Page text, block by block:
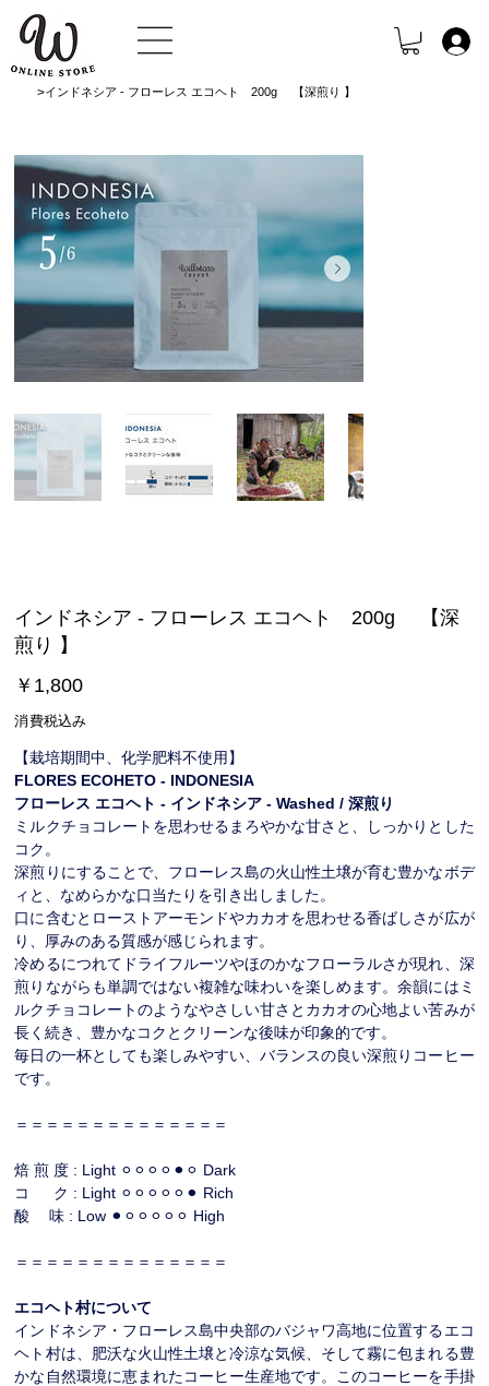
>インドネシア - フローレス エコヘト 200g 【深煎り 】
インドネシア - フローレス エコヘト 200g 【深
煎り 】
価
格
￥1,800
消費税込み
【栽培期間中、化学肥料不使用】
FLORES ECOHETO - INDONESIA
フローレス エコヘト - インドネシア - Washed / 深煎り
ミルクチョコレートを思わせるまろやかな甘さと、しっかりとした
コク。
深煎りにすることで、フローレス島の火山性土壌が育む豊かなボデ
ィと、なめらかな口当たりを引き出しました。
口に含むとローストアーモンドやカカオを思わせる香ばしさが広が
り、厚みのある質感が感じられます。
冷めるにつれてドライフルーツやほのかなフローラルさが現れ、深
煎りながらも単調ではない複雑な味わいを楽しめます。余韻にはミ
ルクチョコレートのようなやさしい甘さとカカオの心地よい苦みが
長く続き、豊かなコクとクリーンな後味が印象的です。
毎日の一杯としても楽しみやすい、バランスの良い深煎りコーヒー
です。
＝＝＝＝＝＝＝＝＝＝＝＝＝＝
焙 煎 度 : Light ⚪︎⚪︎⚪︎⚪︎⚫︎⚪︎ Dark
コ ク : Light ⚪︎⚪︎⚪︎⚪︎⚪︎⚫︎ Rich
酸 味 : Low ⚫︎⚪︎⚪︎⚪︎⚪︎⚪︎ High
＝＝＝＝＝＝＝＝＝＝＝＝＝＝
エコヘト村について
インドネシア・フローレス島中央部のバジャワ高地に位置するエコ
ヘト村は、肥沃な火山性土壌と冷涼な気候、そして霧に包まれる豊
かな自然環境に恵まれたコーヒー生産地です。このコーヒーを手掛